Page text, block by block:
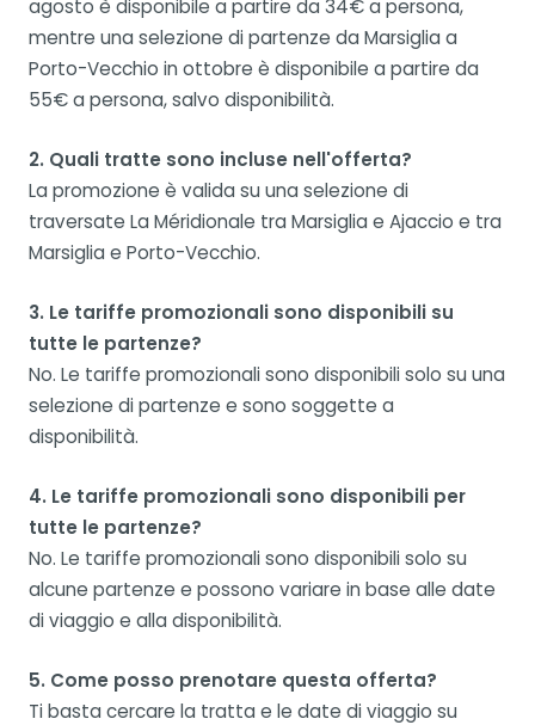
agosto è disponibile a partire da 34€ a persona,
mentre una selezione di partenze da Marsiglia a
Porto-Vecchio in ottobre è disponibile a partire da
55€ a persona, salvo disponibilità.
2. Quali tratte sono incluse nell'offerta?
La promozione è valida su una selezione di
traversate La Méridionale tra Marsiglia e Ajaccio e tra
Marsiglia e Porto-Vecchio.
3. Le tariffe promozionali sono disponibili su
tutte le partenze?
No. Le tariffe promozionali sono disponibili solo su una
selezione di partenze e sono soggette a
disponibilità.
4. Le tariffe promozionali sono disponibili per
tutte le partenze?
No. Le tariffe promozionali sono disponibili solo su
alcune partenze e possono variare in base alle date
di viaggio e alla disponibilità.
5. Come posso prenotare questa offerta?
Ti basta cercare la tratta e le date di viaggio su